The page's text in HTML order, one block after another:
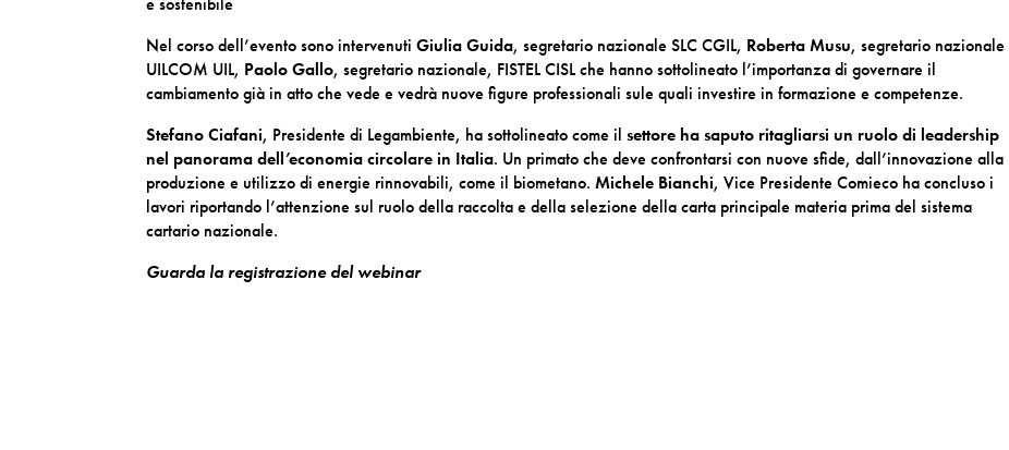
Nel corso dell’evento sono intervenutiGiulia Guida, segretario nazionale SLC CGIL, Roberta Musu, segretario nazionale
UILCOM UIL, Paolo Gallo, segretario nazionale, FISTEL CISL che hanno sottolineato l’importanza di governare il
cambiamento già in atto che vede e vedrà nuove figure professionali sule quali investire in formazione e competenze.
Stefano Ciafani, Presidente di Legambiente, ha sottolineato come ilsettore ha saputo ritagliarsi un ruolo di leadership
nel panorama dell’economia circolare in Italia. Un primato che deve confrontarsi con nuove sfide, dall’innovazione alla
produzione e utilizzo di energie rinnovabili, come il biometano.Michele Bianchi, Vice Presidente Comieco ha concluso i
lavori riportando l’attenzione sul ruolo della raccolta e della selezione della carta principale materia prima del sistema
cartario nazionale.
Guarda la registrazione del webinar